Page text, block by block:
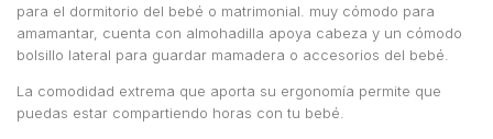
CALCULAR
No sé mi código postal
para el dormitorio del bebé o matrimonial. muy cómodo para
amamantar, cuenta con almohadilla apoya cabeza y un cómodo
bolsillo lateral para guardar mamadera o accesorios del bebé.
La comodidad extrema que aporta su ergonomía permite que
puedas estar compartiendo horas con tu bebé.